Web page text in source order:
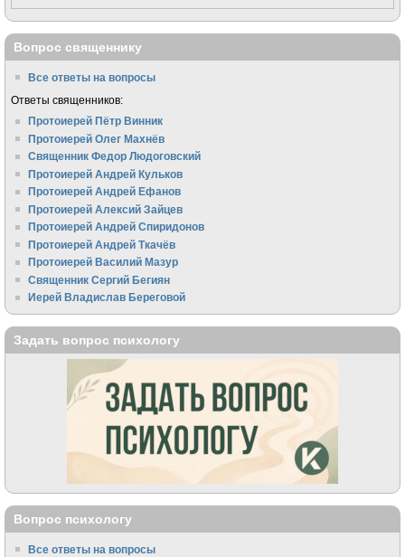
Вопрос священнику
Все ответы на вопросы
Ответы священников:
Протоиерей Пётр Винник
Протоиерей Олег Махнёв
Священник Федор Людоговский
Протоиерей Андрей Кульков
Протоиерей Андрей Ефанов
Протоиерей Алексий Зайцев
Протоиерей Андрей Спиридонов
Протоиерей Андрей Ткачёв
Протоиерей Василий Мазур
Священник Сергий Бегиян
Иерей Владислав Береговой
Задать вопрос психологу
Вопрос психологу
Все ответы на вопросы